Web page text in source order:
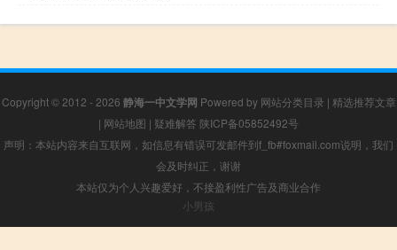
Copyright © 2012 - 2026 静海一中文学网 Powered by 网站分类目录 | 精选推荐文章
| 网站地图 | 疑难解答 陕ICP备05852492号
声明：本站内容来自互联网，如信息有错误可发邮件到f_fb#foxmail.com说明，我们
会及时纠正，谢谢
本站仅为个人兴趣爱好，不接盈利性广告及商业合作
小男孩